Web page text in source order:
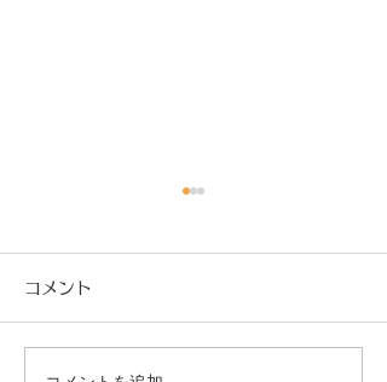
コメント